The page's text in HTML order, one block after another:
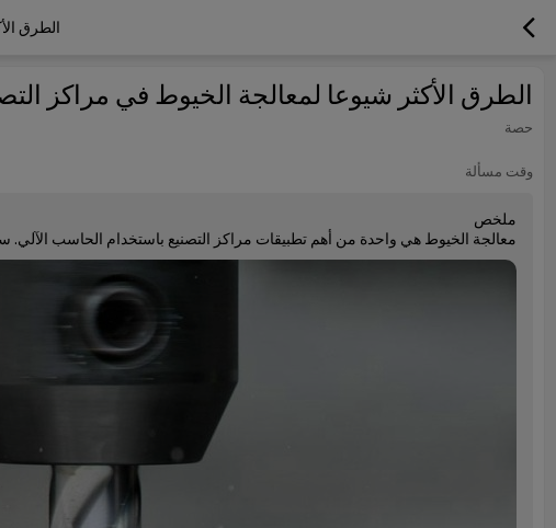
الطرق
الطرق الأكثر شيوعا لمعالجة الخيوط في مراكز
حصة
وقت مسألة
ملخص
معالجة الخيوط هي واحدة من أهم تطبيقات مراكز التصنيع باستخدام الحاسب الآلي.